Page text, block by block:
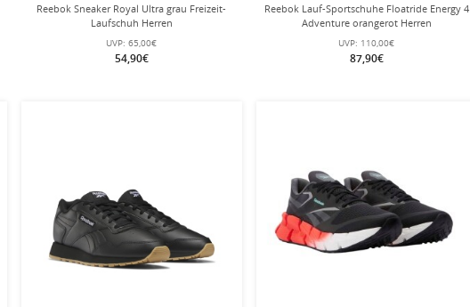
Reebok Sneaker Royal Ultra grau Freizeit-
Laufschuh Herren
UVP: 65,00€
54,90€
Reebok Lauf-Sportschuhe Floatride Energy 4
Adventure orangerot Herren
UVP: 110,00€
87,90€